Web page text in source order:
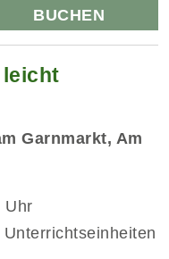
BUCHEN
Garnmarkt, Am
Uhr